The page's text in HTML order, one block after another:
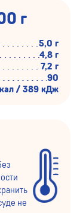
г
5,0 г
4,8 г
7,2 г
90
/ 389 кДж
не